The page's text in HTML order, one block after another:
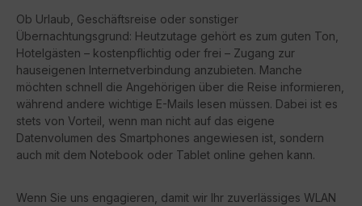
Ob Urlaub, Geschäftsreise oder sonstiger
Übernachtungsgrund: Heutzutage gehört es zum guten Ton,
Hotelgästen – kostenpflichtig oder frei – Zugang zur
hauseigenen Internetverbindung anzubieten. Manche
möchten schnell die Angehörigen über die Reise informieren,
während andere wichtige E-Mails lesen müssen. Dabei ist es
stets von Vorteil, wenn man nicht auf das eigene
Datenvolumen des Smartphones angewiesen ist, sondern
auch mit dem Notebook oder Tablet online gehen kann.
Wenn Sie uns engagieren, damit wir Ihr zuverlässiges WLAN